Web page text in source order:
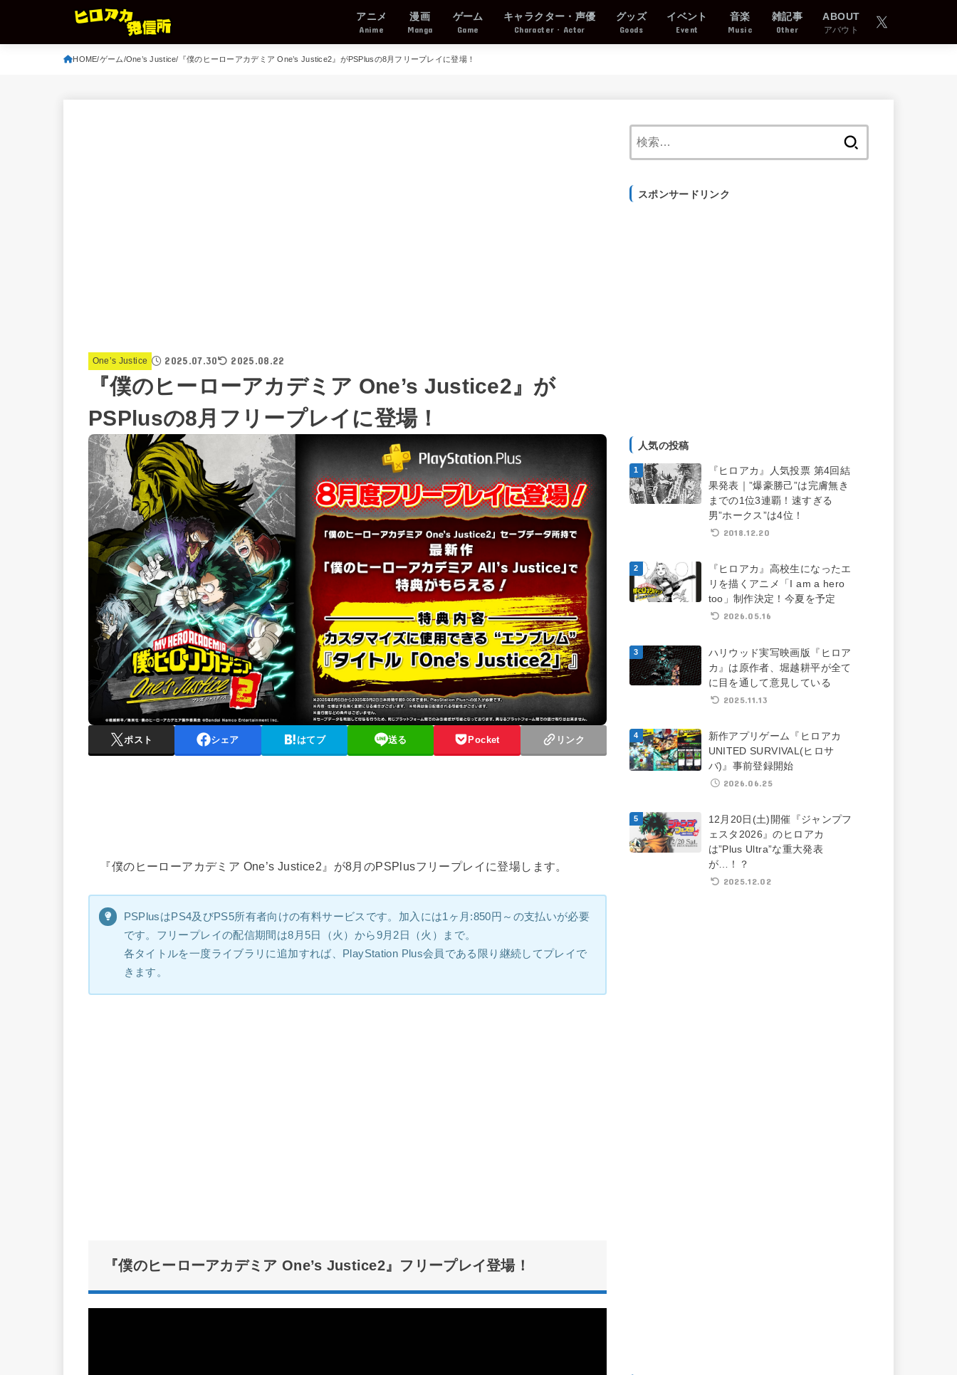
アニメ
Anime
漫画
Manga
ゲーム
Game
キャラクター・声優
Character・Actor
グッズ
Goods
イベント
Event
音楽
Music
雑記事
Other
ABOUT
アバウト
HOME ゲーム One’s Justice 『僕のヒーローアカデミア One’s Justice2』がPSPlusの8月フリープレイに登場！
One’s Justice 2025.07.30 2025.08.22
『僕のヒーローアカデミア One’s Justice2』が
PSPlusの8月フリープレイに登場！
ポスト シェア はてブ 送る Pocket リンク
『僕のヒーローアカデミア One’s Justice2』が8月のPSPlusフリープレイに登場します。
PSPlusはPS4及びPS5所有者向けの有料サービスです。加入には1ヶ月:850円～の支払いが必要
です。フリープレイの配信期間は8月5日（火）から9月2日（火）まで。
各タイトルを一度ライブラリに追加すれば、PlayStation Plus会員である限り継続してプレイで
きます。
『僕のヒーローアカデミア One’s Justice2』フリープレイ登場！
スポンサードリンク
人気の投稿
『ヒロアカ』人気投票 第4回結
果発表｜”爆豪勝己”は完膚無き
までの1位3連覇！速すぎる
男”ホークス”は4位！
2018.12.20
『ヒロアカ』高校生になったエ
リを描くアニメ「I am a hero
too」制作決定！今夏を予定
2026.05.16
ハリウッド実写映画版『ヒロア
カ』は原作者、堀越耕平が全て
に目を通して意見している
2025.11.13
新作アプリゲーム『ヒロアカ
UNITED SURVIVAL(ヒロサ
バ)』事前登録開始
2026.06.25
12月20日(土)開催『ジャンプフ
ェスタ2026』のヒロアカ
は”Plus Ultra”な重大発表
が…！？
2025.12.02